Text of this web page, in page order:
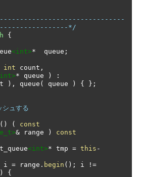
*/
{
<int>*
  queue
;
int count ,
* queue )
:
), queue ( queue ) { };
() (
const
& range )
const
<int>* tmp = this -
i = range . begin (); i
!=
)
{